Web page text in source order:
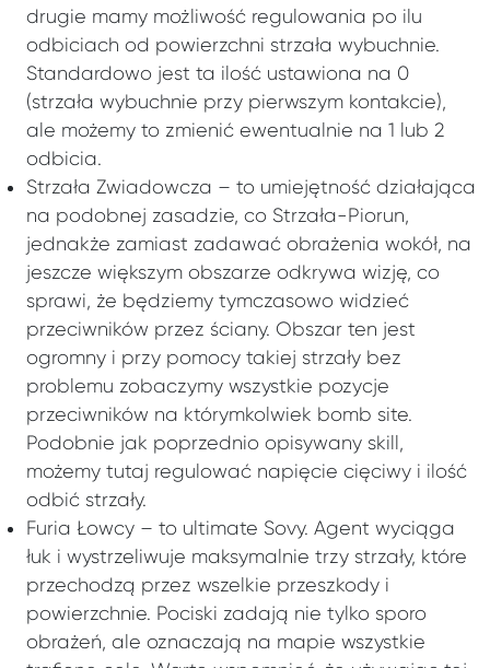
drugie mamy możliwość regulowania po ilu
odbiciach od powierzchni strzała wybuchnie.
Standardowo jest ta ilość ustawiona na 0
(strzała wybuchnie przy pierwszym kontakcie),
ale możemy to zmienić ewentualnie na 1 lub 2
odbicia.
Strzała Zwiadowcza – to umiejętność działająca
na podobnej zasadzie, co Strzała-Piorun,
jednakże zamiast zadawać obrażenia wokół, na
jeszcze większym obszarze odkrywa wizję, co
sprawi, że będziemy tymczasowo widzieć
przeciwników przez ściany. Obszar ten jest
ogromny i przy pomocy takiej strzały bez
problemu zobaczymy wszystkie pozycje
przeciwników na którymkolwiek bomb site.
Podobnie jak poprzednio opisywany skill,
możemy tutaj regulować napięcie cięciwy i ilość
odbić strzały.
Furia Łowcy – to ultimate Sovy. Agent wyciąga
łuk i wystrzeliwuje maksymalnie trzy strzały, które
przechodzą przez wszelkie przeszkody i
powierzchnie. Pociski zadają nie tylko sporo
obrażeń, ale oznaczają na mapie wszystkie